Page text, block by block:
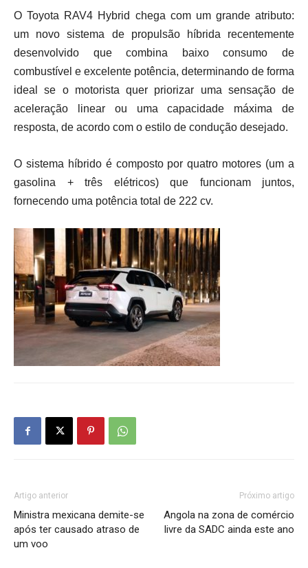
O Toyota RAV4 Hybrid chega com um grande atributo:
um novo sistema de propulsão híbrida recentemente
desenvolvido que combina baixo consumo de
combustível e excelente potência, determinando de forma
ideal se o motorista quer priorizar uma sensação de
aceleração linear ou uma capacidade máxima de
resposta, de acordo com o estilo de condução desejado.
O sistema híbrido é composto por quatro motores (um a
gasolina + três elétricos) que funcionam juntos,
fornecendo uma potência total de 222 cv.
Artigo anterior
Ministra mexicana demite-se
após ter causado atraso de
um voo
Próximo artigo
Angola na zona de comércio
livre da SADC ainda este ano